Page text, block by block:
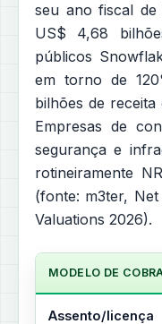
seu ano fiscal de
US$ 4,68
públicos
em torno de
bilhões de
Empresas de
segurança e
rotineiramente
(fonte: m3ter, Net
Valuations 2026).
MODELO DE
Assento/licença